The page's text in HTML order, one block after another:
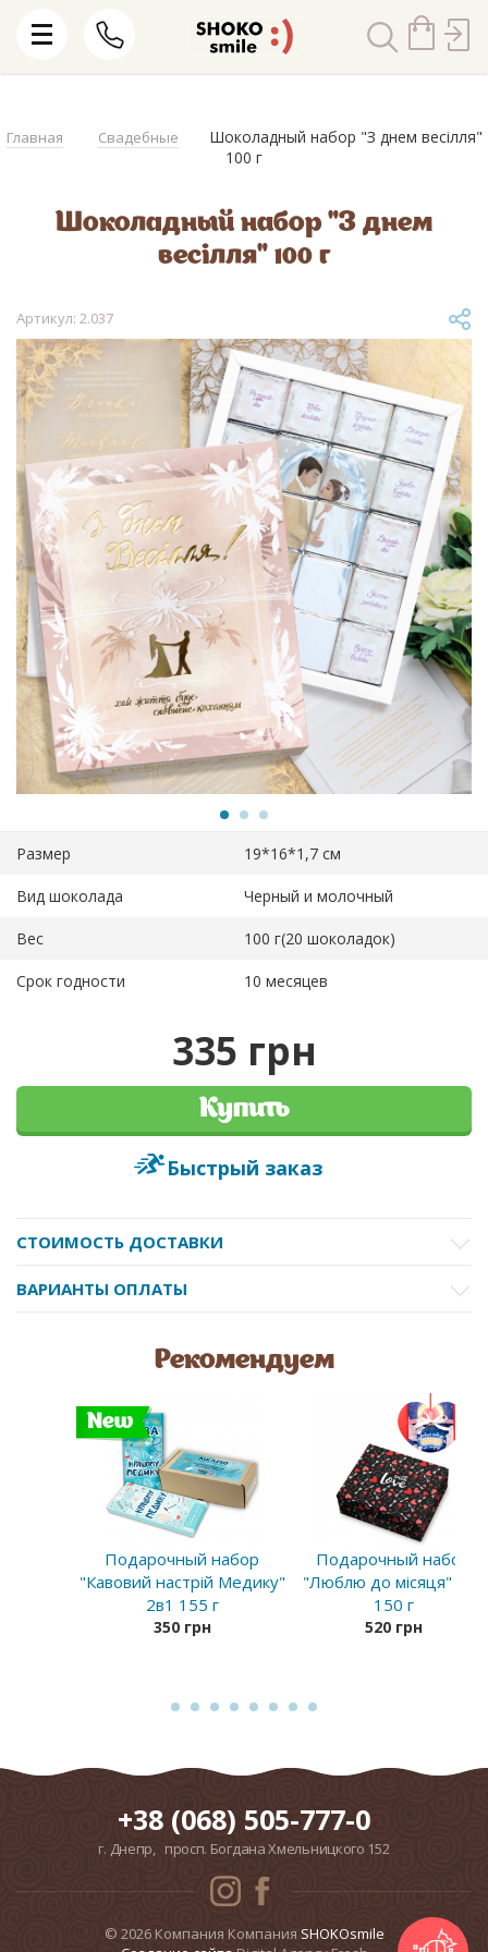
Главная Свадебные
Шоколадный набор "З днем весілля"
100 г
Шоколадный набор "З днем
весілля" 100 г
Артикул: 2.037
Размер 19*16*1,7 см
Вид шоколада Черный и молочный
Вес 100 г(20 шоколадок)
Срок годности 10 месяцев
335 грн
Купить
Быстрый заказ
СТОИМОСТЬ ДОСТАВКИ
ВАРИАНТЫ ОПЛАТЫ
Рекомендуем
New
Подарочный набор
"Кавовий настрій Медику"
2в1 155 г
350 грн
Подарочный набор
"Люблю до місяця" 2в1
150 г
520 грн
+38 (068) 505-777-0
г. Днепр, просп. Богдана Хмельницкого 152
© 2026 Компания Компания SHOKOsmile